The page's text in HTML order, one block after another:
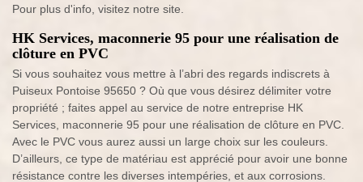
Pour plus d'info, visitez notre site.
HK Services, maconnerie 95 pour une réalisation de
clôture en PVC
Si vous souhaitez vous mettre à l’abri des regards indiscrets à
Puiseux Pontoise 95650 ? Où que vous désirez délimiter votre
propriété ; faites appel au service de notre entreprise HK
Services, maconnerie 95 pour une réalisation de clôture en PVC.
Avec le PVC vous aurez aussi un large choix sur les couleurs.
D’ailleurs, ce type de matériau est apprécié pour avoir une bonne
résistance contre les diverses intempéries, et aux corrosions.